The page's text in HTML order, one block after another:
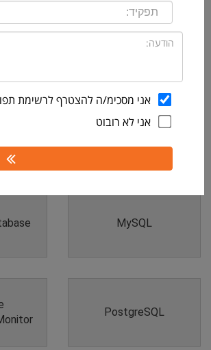
Task Factory
MySQL
PostgreSQL
אני מסכימ/ה להצטרף לרשימת
אני לא רובוט